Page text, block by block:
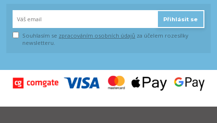
Přihlásit se
Souhlasím se zpracováním osobních údajů za účelem rozesílky
newsletteru.